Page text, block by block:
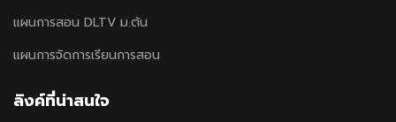
แผนการสอน DLTV ม.ต้น
แผนการจัดการเรียนการสอน
ลิงค์ที่น่าสนใจ